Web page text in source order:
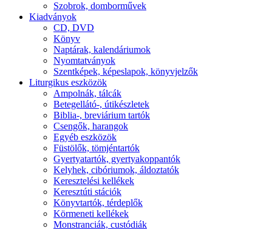
Szobrok, domborművek
Kiadványok
CD, DVD
Könyv
Naptárak, kalendáriumok
Nyomtatványok
Szentképek, képeslapok, könyvjelzők
Liturgikus eszközök
Ampolnák, tálcák
Betegellátó-, útikészletek
Biblia-, breviárium tartók
Csengők, harangok
Egyéb eszközök
Füstölők, tömjéntartók
Gyertyatartók, gyertyakoppantók
Kelyhek, cibóriumok, áldoztatók
Keresztelési kellékek
Keresztúti stációk
Könyvtartók, térdeplők
Körmeneti kellékek
Monstranciák, custódiák